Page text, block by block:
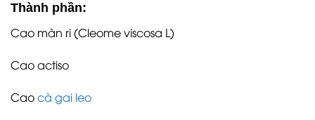
Thành phần:
Cao màn ri (Cleome viscosa L)
Cao actiso
Caocà gai leo